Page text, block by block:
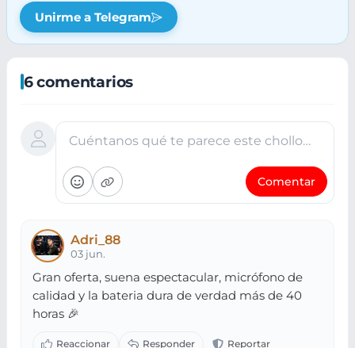
Unirme a Telegram
6 comentarios
Cuéntanos qué te parece este chollo…
Comentar
Adri_88
03 jun.
Gran oferta, suena espectacular, micrófono de
calidad y la bateria dura de verdad más de 40
horas 🎉